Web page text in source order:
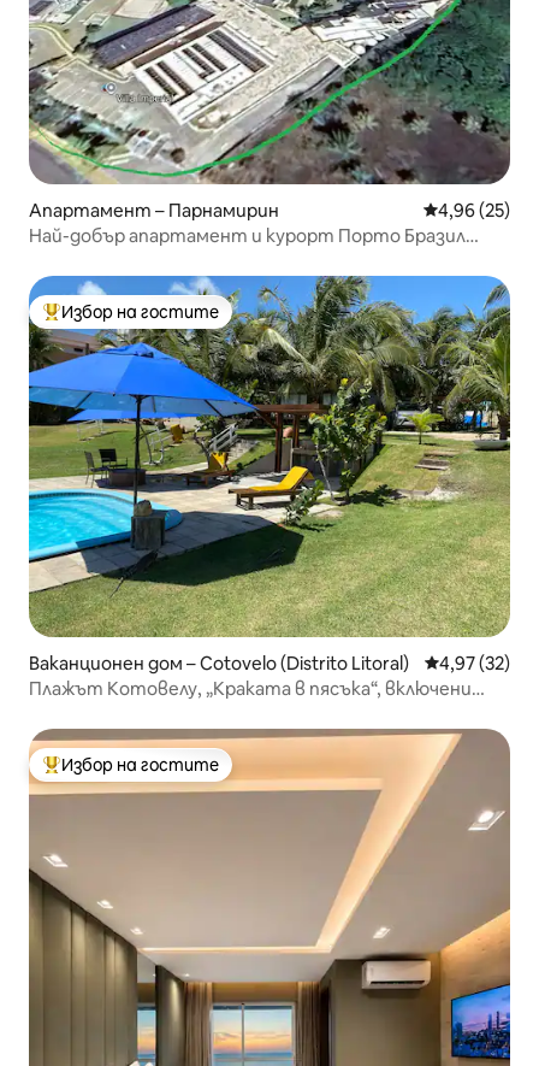
Апартамент – Парнамирин Средна
4,96 (25)
Най-добър апартамент и курорт Порто Бразил
Най-популярен избор на гостите
Избор на гостите
Ваканционен дом – Cotovelo (Distrito Litoral) Средна
4,97 (32)
Плажът Котовелу, „Краката в пясъка“, включени
Най-популярен избор на гостите
Избор на гостите